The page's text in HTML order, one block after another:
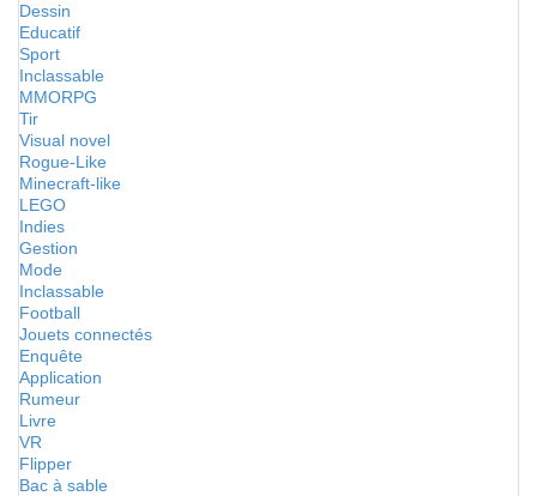
Dessin
Educatif
Sport
Inclassable
MMORPG
Tir
Visual novel
Rogue-Like
Minecraft-like
LEGO
Indies
Gestion
Mode
Inclassable
Football
Jouets connectés
Enquête
Application
Rumeur
Livre
VR
Flipper
Bac à sable